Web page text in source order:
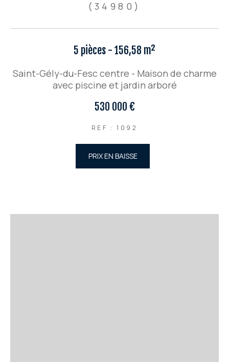
(34980)
5 pièces - 156,58 m²
Saint-Gély-du-Fesc centre - Maison de charme
avec piscine et jardin arboré
530 000 €
REF : 1092
PRIX EN BAISSE